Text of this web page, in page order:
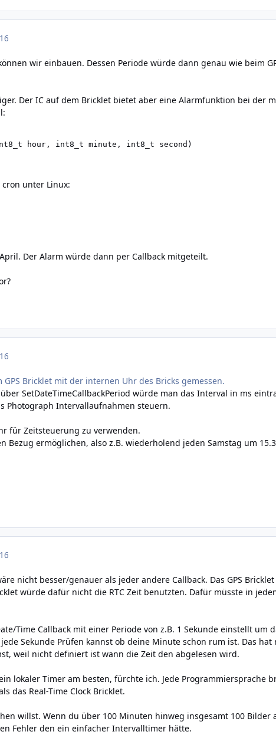
wir einbauen. Dessen Periode würde dann genau wie beim
Der IC auf dem Bricklet bietet aber eine Alarmfunktion bei der
hour, int8_t minute, int8_t second)
unter Linux:
Der Alarm würde dann per Callback mitgeteilt.
Bricklet mit der internen Uhr des Bricks gemessen.
SetDateTimeCallbackPeriod würde man das Interval in ms
Photograph Intervallaufnahmen steuern.
für Zeitsteuerung zu verwenden.
Bezug ermöglichen, also z.B. wiederholend jeden Samstag um
nicht besser/genauer als jeder andere Callback. Das GPS
würde dafür nicht die RTC Zeit benutzten. Dafür müsste in
Time Callback mit einer Periode von z.B. 1 Sekunde einstellt um
Sekunde Prüfen kannst ob deine Minute schon rum ist. Das
weil nicht definiert ist wann die Zeit den abgelesen wird.
lokaler Timer am besten, fürchte ich. Jede Programmiersprache
das Real-Time Clock Bricklet.
willst. Wenn du über 100 Minuten hinweg insgesamt 100
Fehler den ein einfacher Intervalltimer hätte.